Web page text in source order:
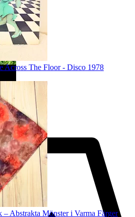
Across The Floor - Disco 1978
Abstrakta Mönster i Varma Färger